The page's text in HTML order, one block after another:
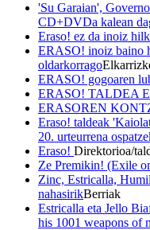
'Su Garaian',
CD+DVDa kalean
Eraso! ez da inoiz
ERASO! inoiz baino
oldarkorrago
ERASO! gogoaren
ERASO! TALDEA
ERASOREN
Eraso! taldeak
20. urteurrena
Eraso! Direktorioa/
Ze Premikin! (Exile
Zinc, Estricalla,
nahasirikBerriak
Estricalla eta Jello
his 1001 weapons of